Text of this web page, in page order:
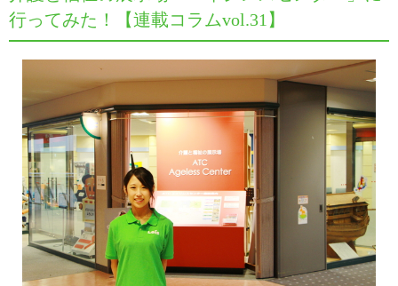
行ってみた！【連載コラムvol.31】